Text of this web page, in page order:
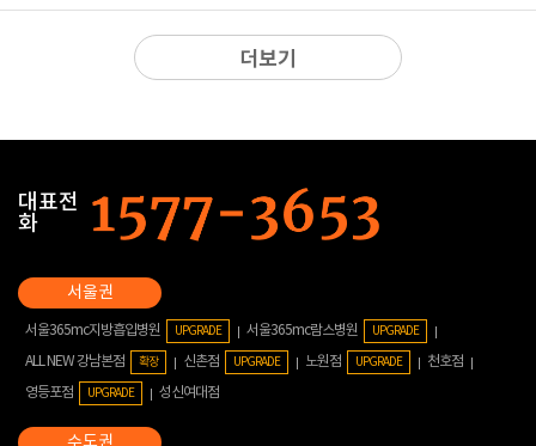
더보기
대표전
화
서울365mc지방흡입병원 UPGRADE 서울365mc람스병원 UPGRADE
ALL NEW 강남본점 확장 신촌점 UPGRADE 노원점 UPGRADE
천호점
영등포점
UPGRADE 성신여대점